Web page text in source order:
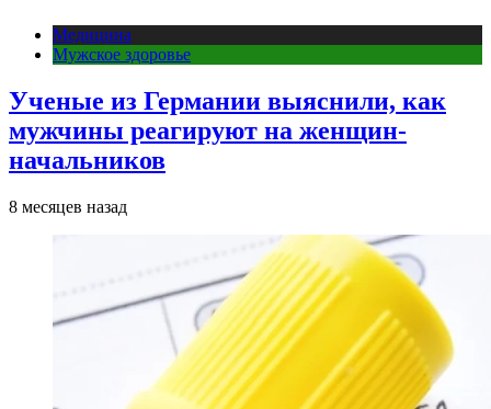
Медицина
Мужское здоровье
Ученые из Германии выяснили, как
мужчины реагируют на женщин-
начальников
8 месяцев назад